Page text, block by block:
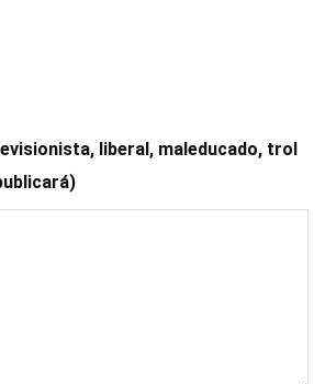
liberal, maleducado, trol